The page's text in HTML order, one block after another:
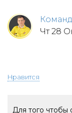
Чт 28
Нравится
Для того чтобы